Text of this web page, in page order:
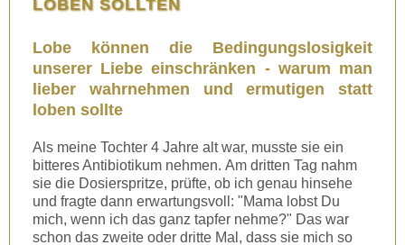
LOBEN SOLLTEN
Lobe können die Bedingungslosigkeit
unserer Liebe einschränken - warum man
lieber wahrnehmen und ermutigen statt
loben sollte
Als meine Tochter 4 Jahre alt war, musste sie ein
bitteres Antibiotikum nehmen. Am dritten Tag nahm
sie die Dosierspritze, prüfte, ob ich genau hinsehe
und fragte dann erwartungsvoll: "Mama lobst Du
mich, wenn ich das ganz tapfer nehme?" Das war
schon das zweite oder dritte Mal, dass sie mich so